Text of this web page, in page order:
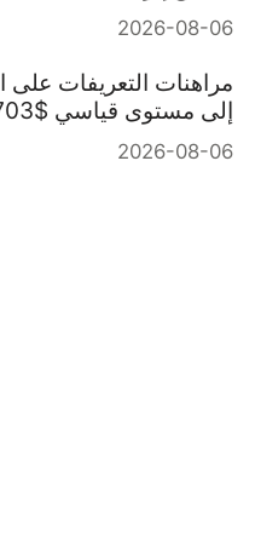
2026-08-06
مراهنات التعريفات
إلى مستوى قياسي $6.703
2026-08-06